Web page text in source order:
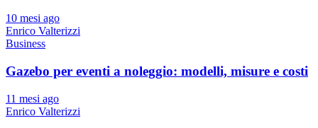
10 mesi ago
Enrico Valterizzi
Business
Gazebo per eventi a noleggio: modelli, misure e costi
11 mesi ago
Enrico Valterizzi